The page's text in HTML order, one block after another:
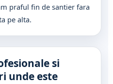
praful fin de santier fara
pe alta.
si
unde este